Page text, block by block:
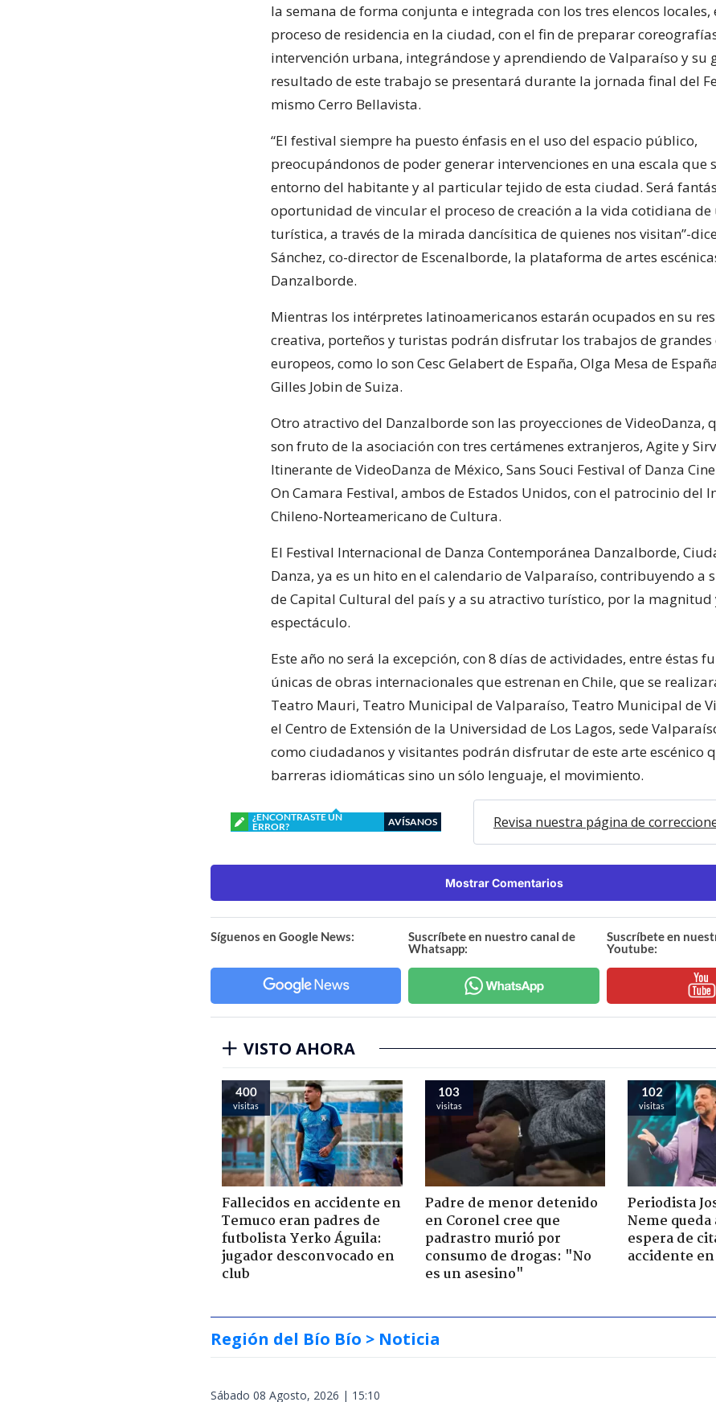
la semana de forma conjunta e integrada con los tres elencos locales,
proceso de residencia en la ciudad, con el fin de preparar
intervención urbana, integrándose y aprendiendo de Valparaíso y su
resultado de este trabajo se presentará durante la jornada final del
mismo Cerro Bellavista.
“El festival siempre ha puesto énfasis en el uso del espacio público,
preocupándonos de poder generar intervenciones en una escala que
entorno del habitante y al particular tejido de esta ciudad. Será
oportunidad de vincular el proceso de creación a la vida cotidiana de
turística, a través de la mirada dancísitica de quienes nos visitan”-
Sánchez, co-director de Escenalborde, la plataforma de artes
Danzalborde.
Mientras los intérpretes latinoamericanos estarán ocupados en su
creativa, porteños y turistas podrán disfrutar los trabajos de grandes
europeos, como lo son Cesc Gelabert de España, Olga Mesa de
Gilles Jobin de Suiza.
Otro atractivo del Danzalborde son las proyecciones de VideoDanza,
son fruto de la asociación con tres certámenes extranjeros, Agite y
Itinerante de VideoDanza de México, Sans Souci Festival of Danza
On Camara Festival, ambos de Estados Unidos, con el patrocinio del
Chileno-Norteamericano de Cultura.
El Festival Internacional de Danza Contemporánea Danzalborde,
Danza, ya es un hito en el calendario de Valparaíso, contribuyendo a
de Capital Cultural del país y a su atractivo turístico, por la
espectáculo.
Este año no será la excepción, con 8 días de actividades, entre éstas
únicas de obras internacionales que estrenan en Chile, que se
Teatro Mauri, Teatro Municipal de Valparaíso, Teatro Municipal de
el Centro de Extensión de la Universidad de Los Lagos, sede
como ciudadanos y visitantes podrán disfrutar de este arte escénico
barreras idiomáticas sino un sólo lenguaje, el movimiento.
¿ENCONTRASTE UN
ERROR?
AVÍSANOS Revisa nuestra página de
Mostrar Comentarios
Síguenos en Google News:
Suscríbete en nuestro canal de
Whatsapp:
Suscríbete en
Youtube:
VISTO AHORA
400
visitas
Fallecidos en accidente en
Temuco eran padres de
futbolista Yerko Águila:
jugador desconvocado en
club
103
visitas
Padre de menor detenido
en Coronel cree que
padrastro murió por
consumo de drogas: "No
es un asesino"
102
visitas
Periodista
Neme
espera de
accidente
Región del Bío Bío > Noticia
Sábado 08 Agosto, 2026 | 15:10